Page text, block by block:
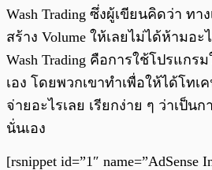
Wash Trading ซึ่งผู้เขียนคิดว่า ทา
สร้าง Volume ให้เลยไม่ได้ห้ามอ
Wash Trading คือการใช้โปรแกร
เอง โดยพวกเขาทำเพื่อให้ได้โทเ
จ่ายอะไรเลย เรียกง่าย ๆ ว่าเป็น
นั่นเอง
[rsnippet id=”1″ name=”AdSense